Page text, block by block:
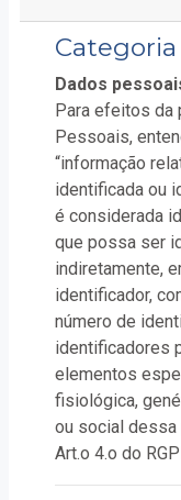
Categoria
Dados
Para efeitos da
Pessoais,
“informação
identificada ou
é considerada
que possa ser
indiretamente,
identificador,
número de
identificadores
elementos
fisiológica,
ou social dessa
Art.o 4.o do